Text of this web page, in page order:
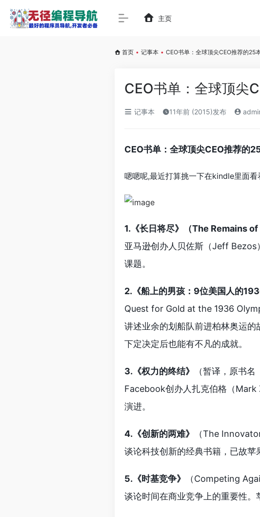
主页
首页 • 记事本 • CEO书单：全球顶尖CEO推荐的25
CEO书单：全球顶尖
记事本 11年前 (2015)发布
CEO书单：全球顶尖CEO推荐的
嗯嗯呢,最近打算挑一下在kindle里面看
1.《长日将尽》（The Remains of
亚马逊创办人贝佐斯（Jeff Bezos
课题。
2.《船上的男孩：9位美国人的
Quest for Gold at the 1936
讲述业余的划船队前进柏林奥运
下定决定后也能有不凡的成就。
3.《权力的终结》
（暂译，原书
Facebook创办人扎克伯格（Mark
演进。
4.《创新的两难》
（The
谈论科技创新的经典书籍，已故苹
5.《时基竞争》
（Competing
谈论时间在商业竞争上的重要性。